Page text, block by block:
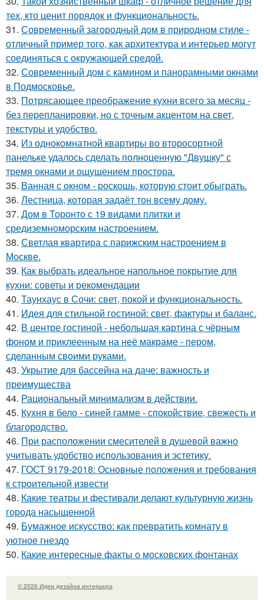
тех, кто ценит порядок и функциональность.
31. Современный загородный дом в природном стиле -
отличный пример того, как архитектура и интерьер могут
соединяться с окружающей средой.
32. Современный дом с камином и панорамными окнами
в Подмосковье.
33. Потрясающее преображение кухни всего за месяц -
без перепланировки, но с точным акцентом на свет,
текстуры и удобство.
34. Из однокомнатной квартиры во второсортной
панельке удалось сделать полноценную "Двушку" с
тремя окнами и ощущением простора.
35. Ванная с окном - роскошь, которую стоит обыграть.
36. Лестница, которая задаёт тон всему дому.
37. Дом в Торонто с 19 видами плитки и
средиземноморским настроением.
38. Светлая квартира с парижским настроением в
Москве.
39. Как выбрать идеальное напольное покрытие для
кухни: советы и рекомендации
40. Таунхаус в Сочи: свет, покой и функциональность.
41. Идея для стильной гостиной: свет, фактуры и баланс.
42. В центре гостиной - небольшая картина с чёрным
фоном и приклеенным на неё макраме - пером,
сделанным своими руками.
43. Укрытие для бассейна на даче: важность и
преимущества
44. Рациональный минимализм в действии.
45. Кухня в бело - синей гамме - спокойствие, свежесть и
благородство.
46. При расположении смесителей в душевой важно
учитывать удобство использования и эстетику.
47. ГОСТ 9179-2018: Основные положения и требования
к строительной извести
48. Какие театры и фестивали делают культурную жизнь
города насыщенной
49. Бумажное искусство: как превратить комнату в
уютное гнездо
50. Какие интересные факты о московских фонтанах
© 2026 Идеи дизайна интерьера